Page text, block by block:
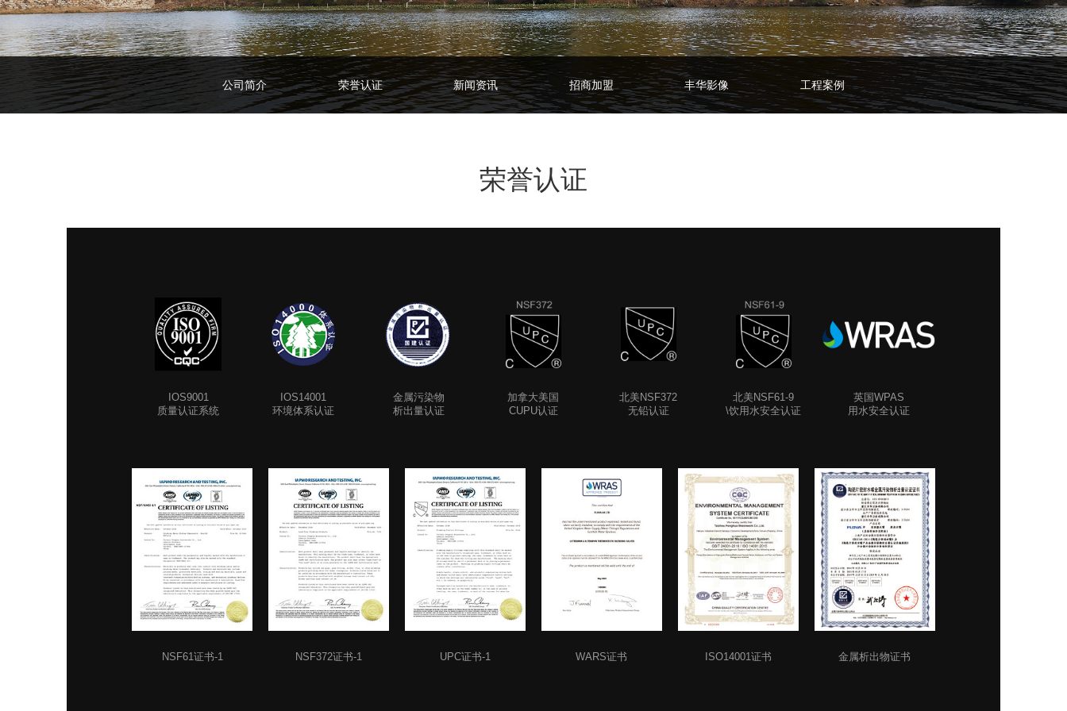
公司简介 荣誉认证 新闻资讯 招商加盟 丰华影像 工程案例
荣誉认证
IOS9001
质量认证系统
IOS14001
环境体系认证
金属污染物
析出量认证
加拿大美国
CUPU认证
北美NSF372
无铅认证
北美NSF61-9
\饮用水安全认证
英国WPAS
用水安全认证
NSF61证书-1 NSF372证书-1 UPC证书-1 WARS证书 ISO14001证书 金属析出物证书